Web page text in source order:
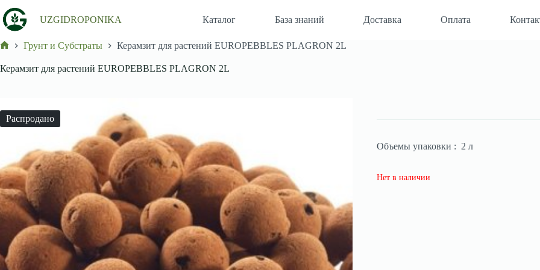
к
сути
UZGIDROPONIKA Каталог База знаний Доставка Оплата
Грунт и Субстраты Керамзит для растений EUROPEBBLES PLAGRON 2L
Керамзит для растений EUROPEBBLES PLAGRON 2L
Распродано
Объемы упаковки : 2 л
Нет в наличии